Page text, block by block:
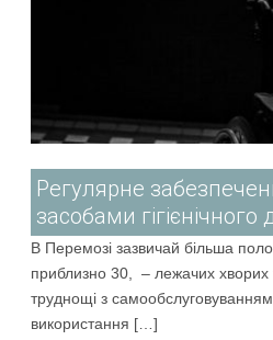
Регулярне
засобами гігієнічного
В Перемозі зазвичай більша
приблизно 30, – лежачих
труднощі з
використання […]